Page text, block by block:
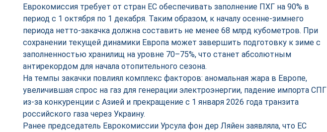
Еврокомиссия требует от стран ЕС обеспечивать заполнение ПХГ на 90% в
период с 1 октября по 1 декабря. Таким образом, к началу осенне-зимнего
периода нетто-закачка должна составить не менее 68 млрд кубометров. При
сохранении текущей динамики Европа может завершить подготовку к зиме с
заполненностью хранилищ на уровне 70–75%, что станет абсолютным
антирекордом для начала отопительного сезона.
На темпы закачки повлиял комплекс факторов: аномальная жара в Европе,
увеличившая спрос на газ для генерации электроэнергии, падение импорта СПГ
из-за конкуренции с Азией и прекращение с 1 января 2026 года транзита
российского газа через Украину.
Ранее председатель Еврокомиссии Урсула фон дер Ляйен заявляла, что ЕС